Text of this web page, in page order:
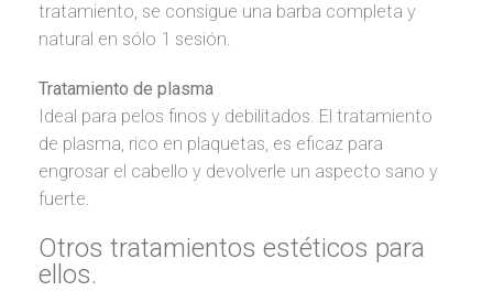
tratamiento, se consigue una barba completa y
natural en sólo 1 sesión.
Tratamiento de plasma
Ideal para pelos finos y debilitados. El tratamiento
de plasma, rico en plaquetas, es eficaz para
engrosar el cabello y devolverle un aspecto sano y
fuerte.
Otros tratamientos estéticos para
ellos.